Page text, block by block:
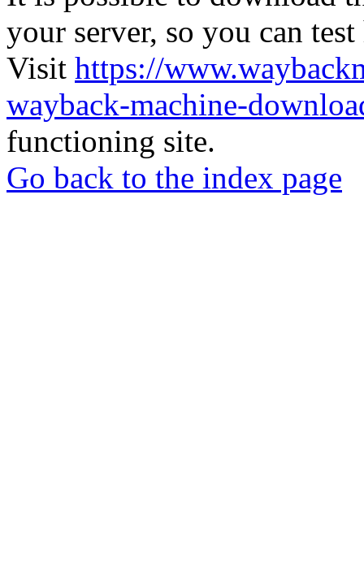
your server, so you can
Visit https://
wayback-machine-
functioning site.
Go back to the index page